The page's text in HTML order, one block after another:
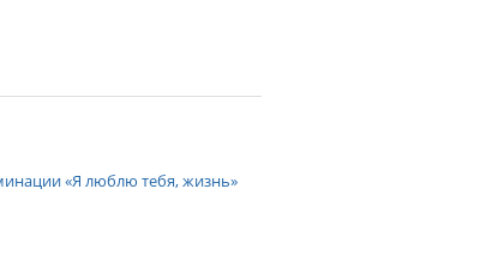
«Я люблю тебя, жизнь»